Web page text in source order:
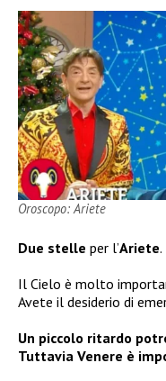
Oroscopo: Ariete
Due stelle per l’Ariete.
Il Cielo è molto
Avete il desiderio di
Un piccolo ritardo
Tuttavia Venere è